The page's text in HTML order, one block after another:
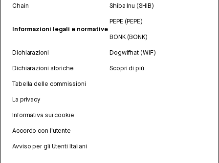
Chain
Informazioni legali e normative
Dichiarazioni
Dichiarazioni storiche
Tabella delle commissioni
La privacy
Informativa sui cookie
Accordo con l'utente
Avviso per gli Utenti Italiani
Shiba Inu (SHIB)
PEPE (PEPE)
BONK (BONK)
Dogwifhat (WIF)
Scopri di più